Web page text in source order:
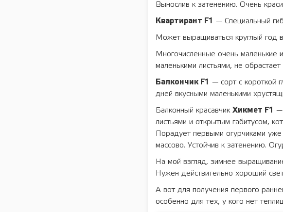
Вынослив к затенению. Очень
Квартирант F1 — Специальный
Может выращиваться круглый год
Многочисленные очень маленькие
маленькими листьями, не
Балкончик F1
— сорт с короткой
дней вкусными маленькими
Балконный красавчик Хикмет F1
—
листьями и открытым габитусом,
Порадует первыми огурчиками
массово. Устойчив к затенению.
На мой взгляд, зимнее
Нужен действительно хороший
А вот для получения первого
особенно для тех, у кого нет